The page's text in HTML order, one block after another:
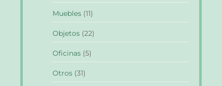
Muebles (11)
Objetos (22)
Oficinas (5)
Otros (31)